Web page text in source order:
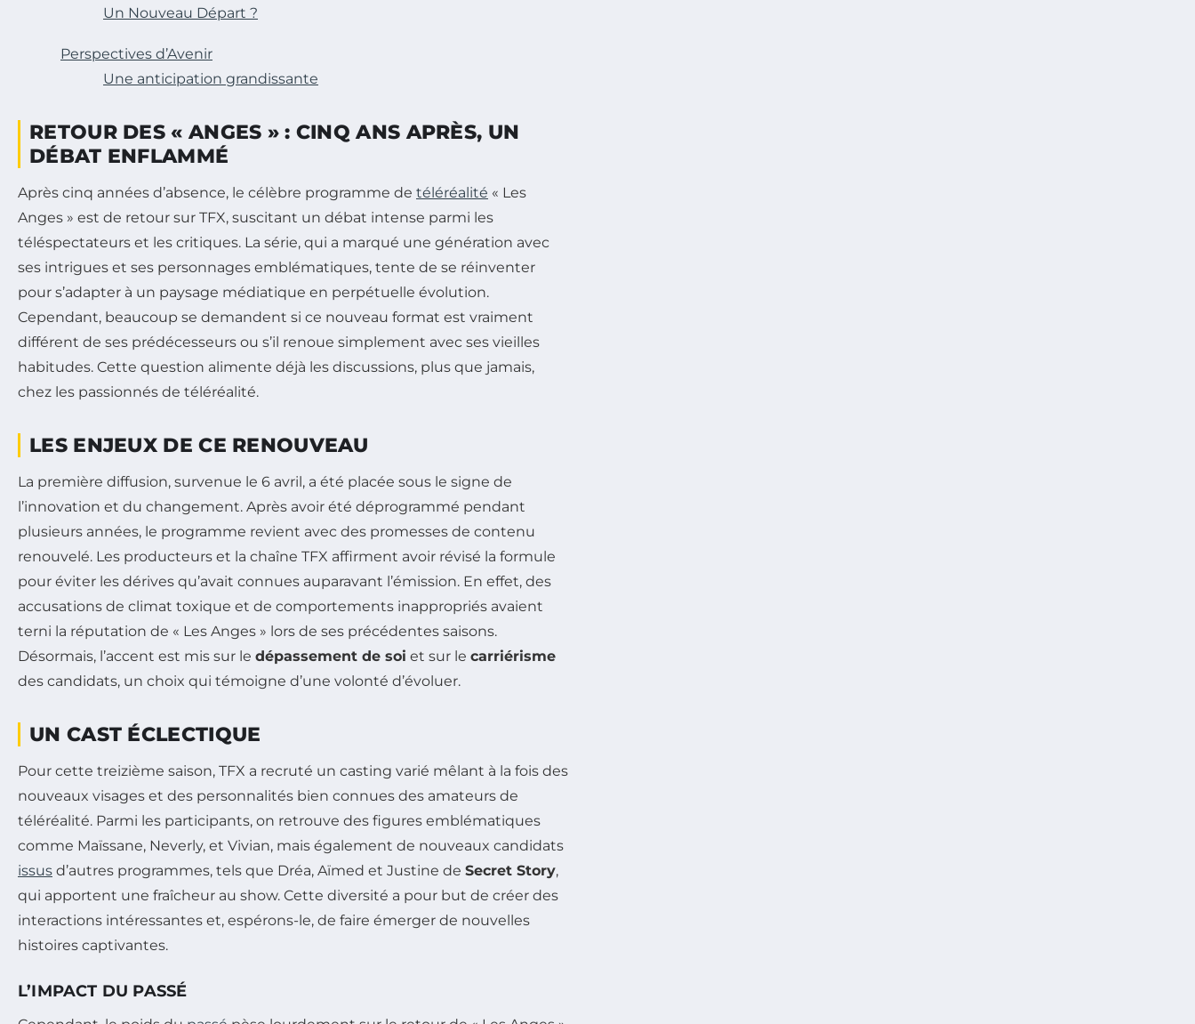
Un Nouveau Départ ?
Perspectives d’Avenir
Une anticipation grandissante
RETOUR DES « ANGES » : CINQ ANS APRÈS, UN
DÉBAT ENFLAMMÉ
Après cinq années d’absence, le célèbre programme de téléréalité « Les
Anges » est de retour sur TFX, suscitant un débat intense parmi les
téléspectateurs et les critiques. La série, qui a marqué une génération avec
ses intrigues et ses personnages emblématiques, tente de se réinventer
pour s’adapter à un paysage médiatique en perpétuelle évolution.
Cependant, beaucoup se demandent si ce nouveau format est vraiment
différent de ses prédécesseurs ou s’il renoue simplement avec ses vieilles
habitudes. Cette question alimente déjà les discussions, plus que jamais,
chez les passionnés de téléréalité.
LES ENJEUX DE CE RENOUVEAU
La première diffusion, survenue le 6 avril, a été placée sous le signe de
l’innovation et du changement. Après avoir été déprogrammé pendant
plusieurs années, le programme revient avec des promesses de contenu
renouvelé. Les producteurs et la chaîne TFX affirment avoir révisé la formule
pour éviter les dérives qu’avait connues auparavant l’émission. En effet, des
accusations de climat toxique et de comportements inappropriés avaient
terni la réputation de « Les Anges » lors de ses précédentes saisons.
Désormais, l’accent est mis sur le dépassement de soi et sur le carriérisme
des candidats, un choix qui témoigne d’une volonté d’évoluer.
UN CAST ÉCLECTIQUE
Pour cette treizième saison, TFX a recruté un casting varié mêlant à la fois des
nouveaux visages et des personnalités bien connues des amateurs de
téléréalité. Parmi les participants, on retrouve des figures emblématiques
comme Maïssane, Neverly, et Vivian, mais également de nouveaux candidats
issus d’autres programmes, tels que Dréa, Aïmed et Justine de Secret Story,
qui apportent une fraîcheur au show. Cette diversité a pour but de créer des
interactions intéressantes et, espérons-le, de faire émerger de nouvelles
histoires captivantes.
L’IMPACT DU PASSÉ